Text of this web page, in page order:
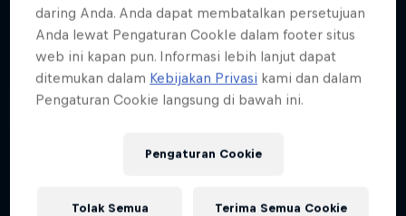
daring Anda. Anda dapat membatalkan persetujuan
Anda lewat Pengaturan CookIe dalam footer situs
web ini kapan pun. Informasi lebih lanjut dapat
ditemukan dalam Kebijakan Privasi kami dan dalam
Pengaturan Cookie langsung di bawah ini.
Pengaturan Cookie
Tolak Semua Terima Semua Cookie